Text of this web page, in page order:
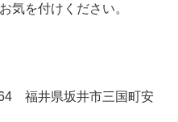
気を付けください。
福井県坂井市三国町安